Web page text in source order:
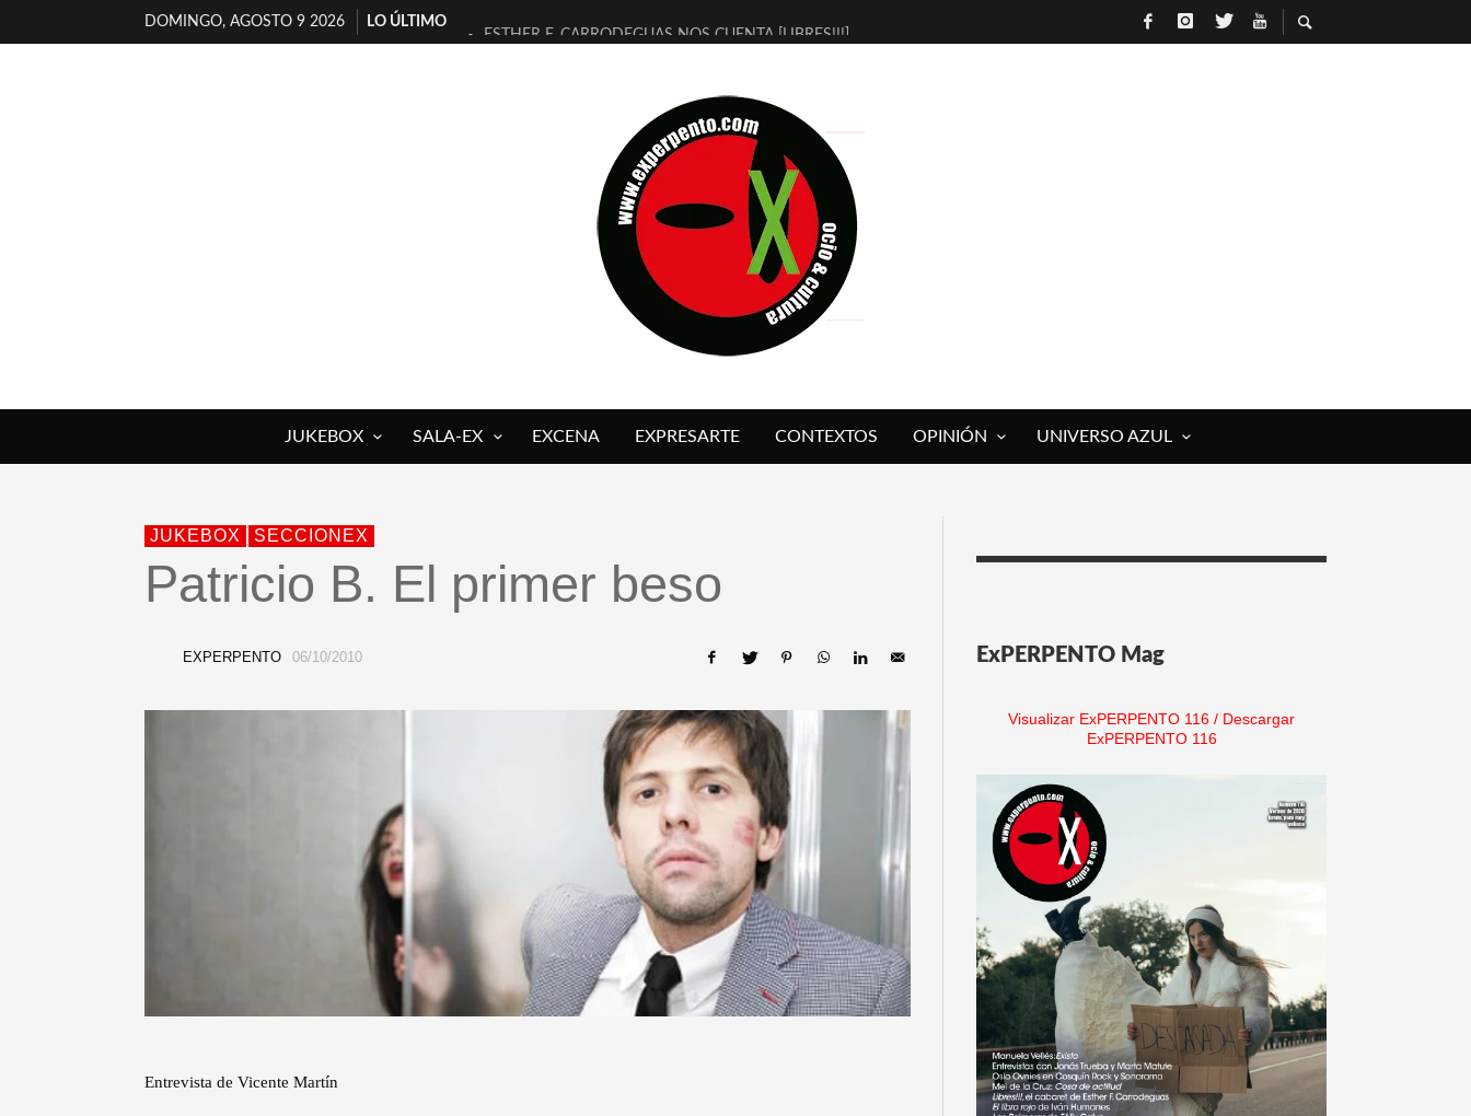
DOMINGO, AGOSTO 9 2026
LO ÚLTIMO
ESTHER F. CARRODEGUAS NOS CUENTA [LIBRES!!!]
[ELECTRA JONDA] DE JUAN GUERRERO ZAMORA
TIMBRE 4, LA ESCUELA DEL DIRECTOR TEATRAL CLAUDIO TOLCACHIR
30 AÑOS (NO ES NADA) DE LA KATARSIS DEL TOMATAZO
MILITARES JUDÍAS EN #EXVITA
D’BALDOMEROS REINVENTAN [BITÁCORA 3.0] EN EXVITA
MARSHALL FLASH PRESENTA EN EXVITA [RELATIVA SENCILLEZ]
JOFRE BARDAGÍ EN EXVITA INTERPRETANDO A SERRAT
JUKEBOX SALA-EX EXCENA EXPRESARTE CONTEXTOS OPINIÓN UNIVERSO AZUL
JUKEBOX SECCIONEX
Patricio B. El primer beso
EXPERPENTO 06/10/2010
Entrevista de Vicente Martín
ExPERPENTO Mag
Visualizar ExPERPENTO 116 / Descargar
ExPERPENTO 116